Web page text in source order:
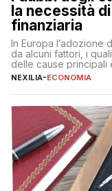
la necessità
finanziaria
In Europa l’adozione
da alcuni fattori, i
delle cause principali
educazione
sulle criptovalute: […]
NEXILIA-ECONOMIA